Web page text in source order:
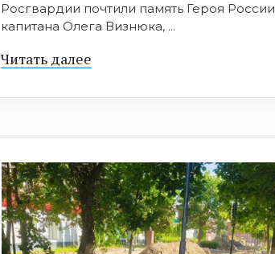
Росгвардии почтили память Героя России
капитана Олега Визнюка, ...
Читать далее